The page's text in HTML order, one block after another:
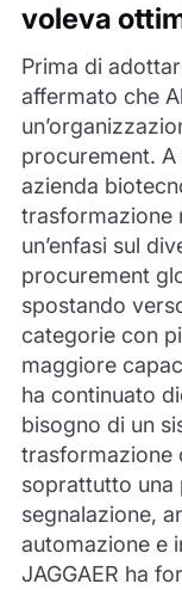
voleva
Prima di
affermato che
procurement. A
azienda
trasformazione
un’enfasi sul
procurement
spostando
categorie con
maggiore
ha continuato
bisogno di un
trasformazione
soprattutto una
segnalazione,
automazione e
JAGGAER ha